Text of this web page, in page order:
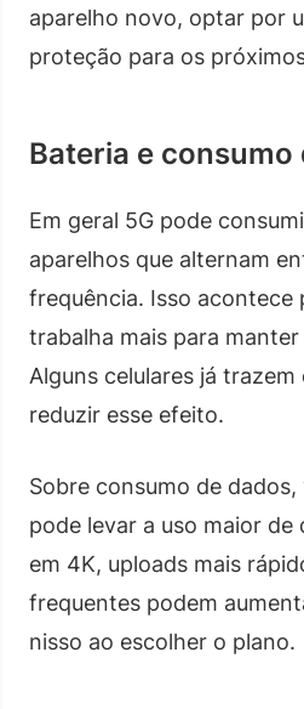
aparelho novo, optar por
proteção para os
Bateria e consumo
Em geral 5G pode
aparelhos que alternam
frequência. Isso acontece
trabalha mais para
Alguns celulares já
reduzir esse efeito.
Sobre consumo de
pode levar a uso maior de
em 4K, uploads mais
frequentes podem
nisso ao escolher o plano.